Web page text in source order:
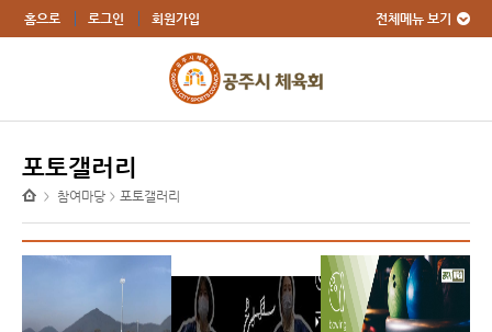
홈으로 로그인 회원가입 전체메뉴 보기
포토갤러리
> 참여마당 > 포토갤러리